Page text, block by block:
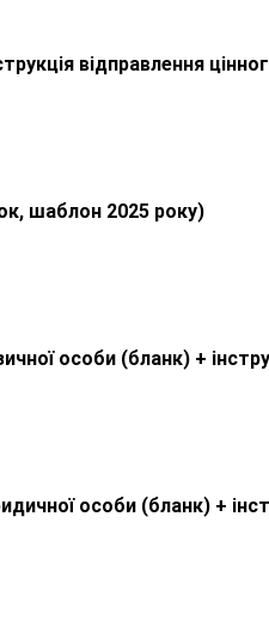
відправлення
шаблон 2025 року)
особи (бланк) +
особи (бланк) +